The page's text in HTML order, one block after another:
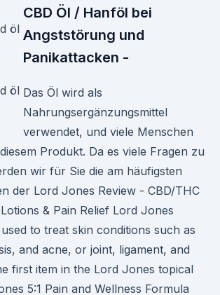
CBD Öl / Hanföl bei
Angststörung und
Panikattacken -
Das Öl wird als
Nahrungsergänzungsmittel
verwendet, und viele Menschen
Produkt. Da es viele Fragen zu
wir für Sie die am häufigsten
der Lord Jones Review - CBD/THC
& Pain Relief Lord Jones
to treat skin conditions such as
and acne, or joint, ligament, and
first item in the Lord Jones topical
5:1 Pain and Wellness Formula